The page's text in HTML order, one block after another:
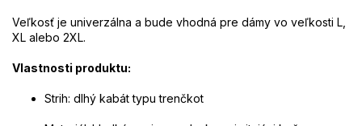
Veľkosť je univerzálna a bude vhodná pre dámy vo veľkosti L,
XL alebo 2XL.
Vlastnosti produktu:
Strih: dlhý kabát typu trenčkot